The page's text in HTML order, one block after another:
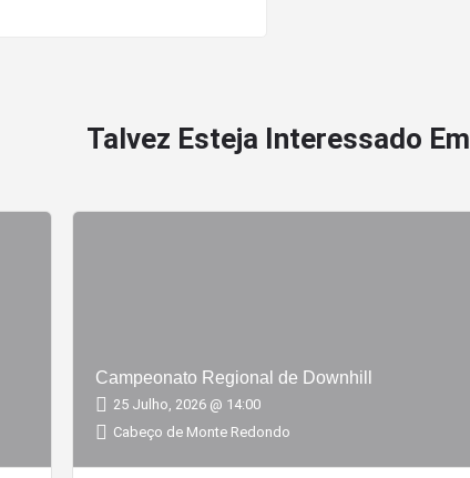
Talvez Esteja Interessado Em
Campeonato Regional de Downhill
25 Julho, 2026 @ 14:00
Cabeço de Monte Redondo